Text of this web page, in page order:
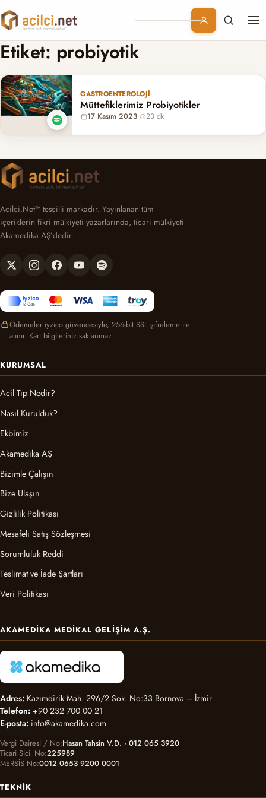
Branşlar
Konular
Kurumsal
Etiket: probiyotik
GASTROENTEROLOJI
Müttefiklerimiz Probiyotikler
17 Kasım 2023· 23 dk
Acilci.Net™ tescilli markadır. Yayınlanan tüm
içeriklerin fikri mülkiyeti yazarlarında, ticari mülkiyeti
Akamedika AŞ’dedir.
Ödemeler iyzico güvencesiyle, 256-bit SSL şifreleme ile
alınır. Kart bilgileriniz saklanmaz.
KURUMSAL
Acil Tıp Nedir?
Nasıl Kurulduk?
Ekbimiz
Akamedika AŞ
Bizimle Çalışın
Bize Ulaşın
Gizlilik Politikası
Mesafeli Satış Sözleşmesi
Sorumluluk Reddi
Teslimat ve İade Şartları
Veri Politikası
AKAMEDIKA MEDIKAL GELIŞIM A.Ş.
Adres: Kazımdirik Mah. 296/2 Sok. No:33 Bornova – İzmir
Telefon: +90 232 700 00 21
E-posta: info@akamedika.com
Vergi Dairesi / No Hasan Tahsin V.D. · 012 065 3920
Ticari Sicil No 225989
MERSİS No 0012 0653 9200 0001
TEKNIK